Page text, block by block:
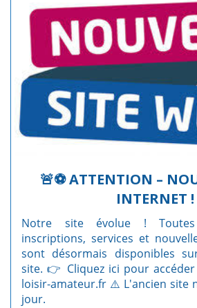
🚨⚽ ATTENTION –
INTERNET !
Notre site évolue !
inscriptions, services et
sont désormais disponibles
site. 👉 Cliquez ici pour
loisir-amateur.fr ⚠️ L'ancien site
jour.